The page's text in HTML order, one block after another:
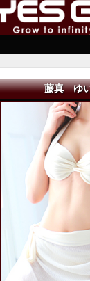
藤真 ゆ